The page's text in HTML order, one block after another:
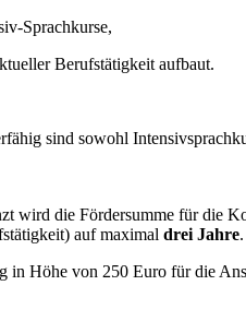
Sprachkurse,
Berufstätigkeit aufbaut.
sind sowohl
wird die Fördersumme für die
auf maximal drei Jahre
Höhe von 250 Euro für die